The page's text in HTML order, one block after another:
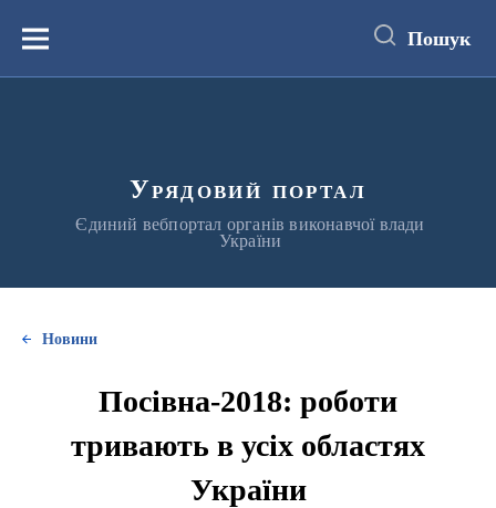
вмістуМеню Пошук
Урядовий портал
Єдиний вебпортал органів виконавчої влади
України
Новини
Посівна-2018: роботи
тривають в усіх областях
України